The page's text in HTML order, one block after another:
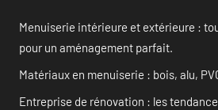
Menuiserie intérieure et extérieure :
pour un aménagement parfait.
Matériaux en menuiserie : bois, alu,
Entreprise de rénovation : les